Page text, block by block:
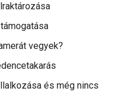
vegyek?
és még nincs